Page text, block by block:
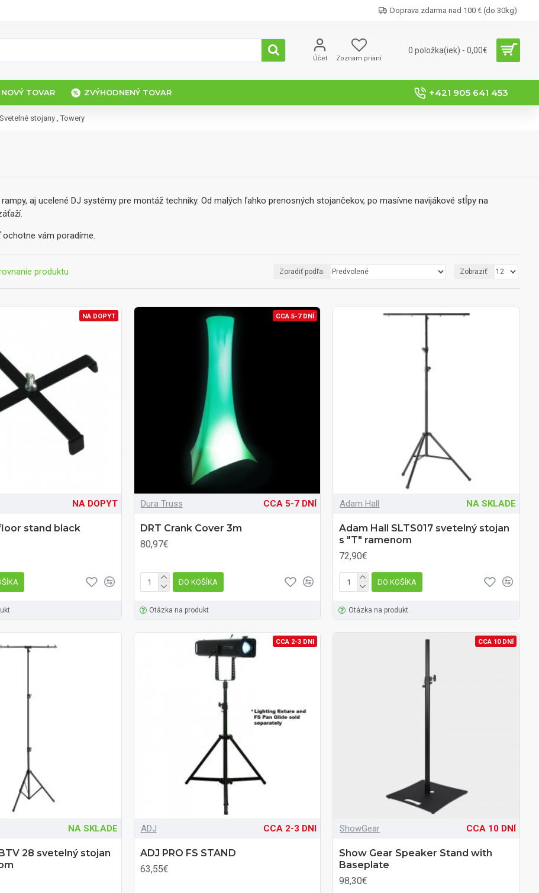
Doprava zdarma nad 100 € (do 30kg)
Účet Zoznam prianí
0 položka(iek) - 0,00€
NOVÝ TOVAR ZVÝHODNENÝ TOVAR +421 905 641 453
Svetelné stojany , Towery
aj ucelené DJ systémy pre montáž techniky. Od malých ľahko prenosných stojančekov, po masívne navijákové stĺpy na
ochotne vám poradíme.
produktu Zoradiť podľa: Zobraziť:
NA DOPYT
NA DOPYT
stand black
CCA 5-7 DNÍ
Dura Truss CCA 5-7 DNÍ
DRT Crank Cover 3m
80,97€
DO KOŠÍKA
Otázka na produkt
Adam Hall NA SKLADE
Adam Hall SLTS017 svetelný stojan
s "T" ramenom
72,90€
DO KOŠÍKA
Otázka na produkt
NA SKLADE
28 svetelný stojan
CCA 2-3 DNI
ADJ CCA 2-3 DNI
ADJ PRO FS STAND
63,55€
CCA 10 DNÍ
ShowGear CCA 10 DNÍ
Show Gear Speaker Stand with
Baseplate
98,30€